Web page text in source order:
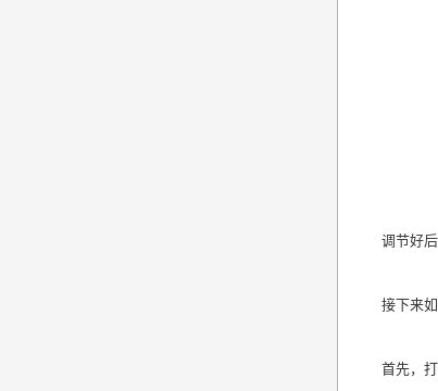
调节好
接下来
首先，